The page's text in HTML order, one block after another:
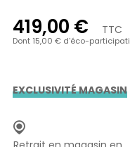
419,00 € TTC
Dont 15,00 € d'éco-
EXCLUSIVITÉ MAGASIN